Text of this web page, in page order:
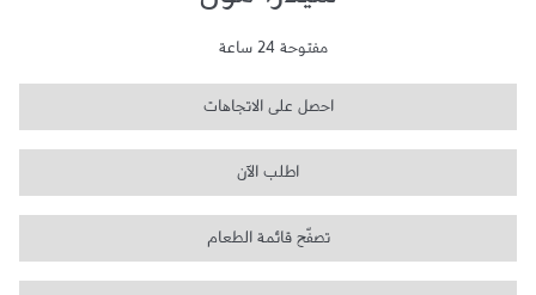
مفتوحة 24 ساعة
احصل على الاتجاهات
اطلب الآن
تصفّح قائمة الطعام